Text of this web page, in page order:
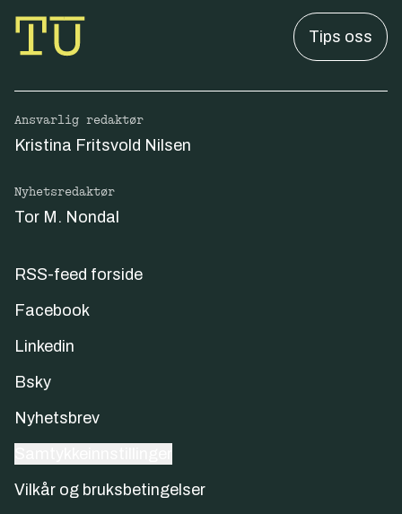
Tips oss
Ansvarlig redaktør
Kristina Fritsvold Nilsen
Nyhetsredaktør
Tor M. Nondal
RSS-feed forside
Facebook
Linkedin
Bsky
Nyhetsbrev
Vilkår og bruksbetingelser